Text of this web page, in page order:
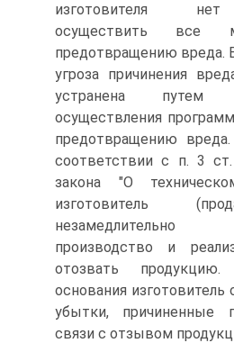
изготовителя
осуществить все
предотвращению вреда.
угроза причинения
устранена путем
осуществления
предотвращению
соответствии с п. 3
закона "О
изготовитель
незамедлительно
производство и
отозвать
основания изготовитель
убытки, причиненные
связи с отзывом